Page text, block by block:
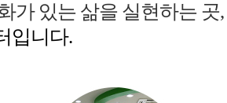
가 있는 삶을 실현하는 곳,
입니다.